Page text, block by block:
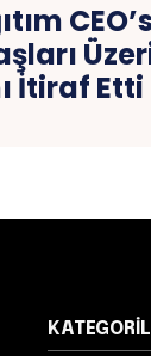
İtiraf Etti